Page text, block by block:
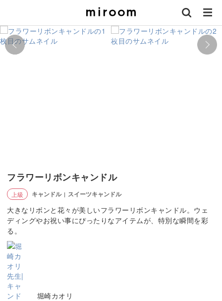
フラワーリボンキャンドル
上級 キャンドル | スイーツキャンドル
大きなリボンと花々が美しいフラワーリボンキャンドル。ウェ
ディングやお祝い事にぴったりなアイテムが、特別な瞬間を彩
る。
堀崎カオリ